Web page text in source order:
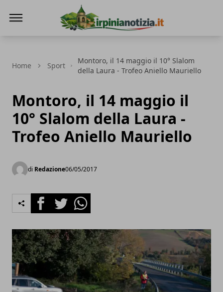
Home Sport
Montoro, il 14 maggio il 10° Slalom
della Laura - Trofeo Aniello Mauriello
Montoro, il 14 maggio il
10° Slalom della Laura -
Trofeo Aniello Mauriello
di Redazione06/05/2017
FacebookTwitterWhatsapp